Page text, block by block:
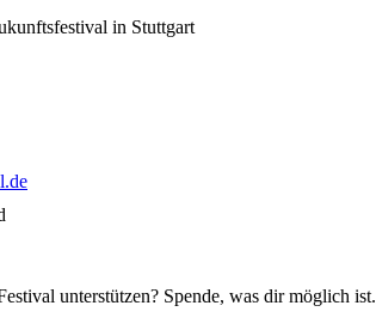
in Stuttgart
unterstützen? Spende, was dir möglich ist.